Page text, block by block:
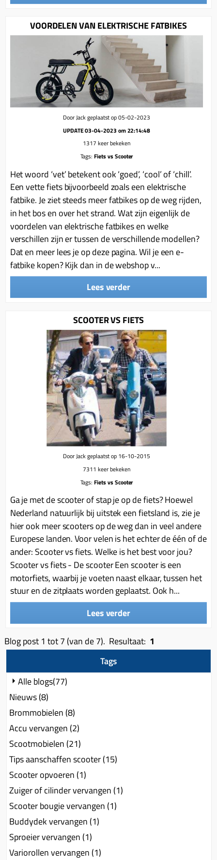
VOORDELEN VAN ELEKTRISCHE FATBIKES
Door Jack geplaatst op 05-02-2023
UPDATE 03-04-2023 om 22:14:48
1317 keer bekeken
Tags:Fiets vs Scooter
Het woord ‘vet’ betekent ook ‘goed’, ‘cool’ of ‘chill’.
Een vette fiets bijvoorbeeld zoals een elektrische
fatbike. Je ziet steeds meer fatbikes op de weg rijden,
in het bos en over het strand. Wat zijn eigenlijk de
voordelen van elektrische fatbikes en welke
verschillen zijn er tussen de verschillende modellen?
Dat en meer lees je op deze pagina. Wil je een e-
fatbike kopen? Kijk dan in de webshop v...
Lees verder
SCOOTER VS FIETS
Door Jack geplaatst op 16-10-2015
7311 keer bekeken
Tags:Fiets vs Scooter
Ga je met de scooter of stap je op de fiets? Hoewel
Nederland natuurlijk bij uitstek een fietsland is, zie je
hier ook meer scooters op de weg dan in veel andere
Europese landen. Voor velen is het echter de één of de
ander: Scooter vs fiets. Welke is het best voor jou?
Scooter vs fiets - De scooter Een scooter is een
motorfiets, waarbij je voeten naast elkaar, tussen het
stuur en de zitplaats worden geplaatst. Ook h...
Lees verder
Blog post 1 tot 7 (van de 7). Resultaat: 1
Tags
Alle blogs(77)
Nieuws (8)
Brommobielen (8)
Accu vervangen (2)
Scootmobielen (21)
Tips aanschaffen scooter (15)
Scooter opvoeren (1)
Zuiger of cilinder vervangen (1)
Scooter bougie vervangen (1)
Buddydek vervangen (1)
Sproeier vervangen (1)
Variorollen vervangen (1)